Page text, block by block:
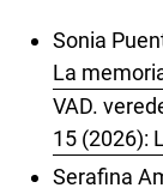
Sonia
La
VAD.
15 (2026):
Serafina